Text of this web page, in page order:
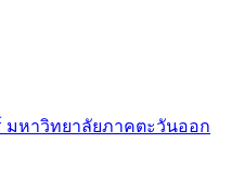
ตร์ มหาวิทยาลัยภาคตะวันออก